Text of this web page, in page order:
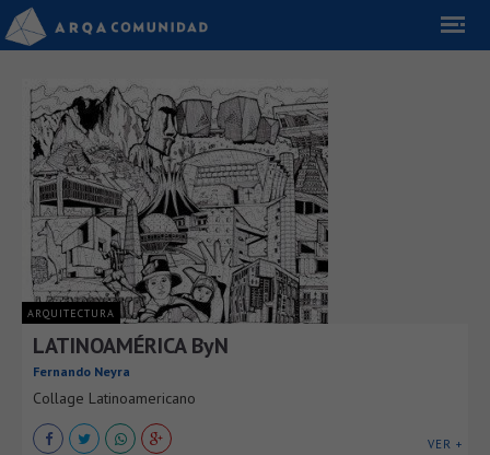
ARQUITECTURA
LATINOAMÉRICA ByN
Fernando Neyra
Collage Latinoamericano
VER +